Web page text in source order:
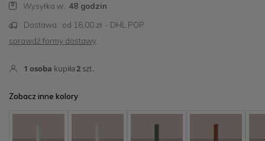
Wysyłka w: 48 godzin
Dostawa: od 16,00 zł - DHL POP
sprawdź formy dostawy
1 osoba kupiła 2 szt.
Zobacz inne kolory